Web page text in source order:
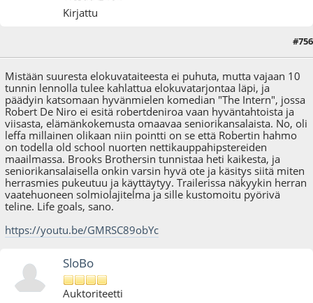
Kirjattu
#756
Mistään suuresta elokuvataiteesta ei puhuta, mutta vajaan 10
tunnin lennolla tulee kahlattua elokuvatarjontaa läpi, ja
päädyin katsomaan hyvänmielen komedian "The Intern", jossa
Robert De Niro ei esitä robertdeniroa vaan hyväntahtoista ja
viisasta, elämänkokemusta omaavaa seniorikansalaista. No, oli
leffa millainen olikaan niin pointti on se että Robertin hahmo
on todella old school nuorten nettikauppahipstereiden
maailmassa. Brooks Brothersin tunnistaa heti kaikesta, ja
seniorikansalaisella onkin varsin hyvä ote ja käsitys siitä miten
herrasmies pukeutuu ja käyttäytyy. Trailerissa näkyykin herran
vaatehuoneen solmiolajitelma ja sille kustomoitu pyörivä
teline. Life goals, sano.
https://youtu.be/GMRSC89obYc
SloBo
Auktoriteetti